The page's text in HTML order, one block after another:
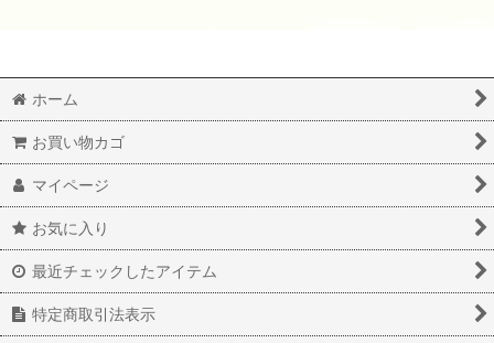
絞り込む
ホーム
お買い物カゴ
マイページ
お気に入り
最近チェックしたアイテム
特定商取引法表示